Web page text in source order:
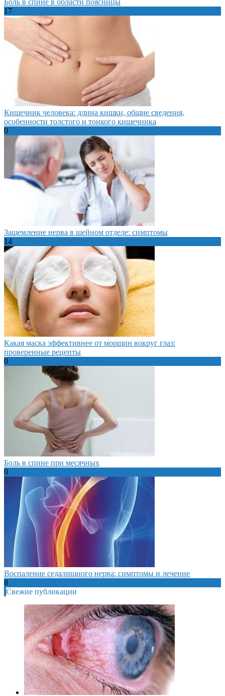
17
Кишечник человека: длина кишки, общие сведения,
особенности толстого и тонкого кишечника
0
Защемление нерва в шейном отделе: симптомы
14
Какая маска эффективнее от морщин вокруг глаз:
проверенные рецепты
0
Боль в спине при месячных
0
Воспаление седалищного нерва: симптомы и лечение
8
Свежие публикации